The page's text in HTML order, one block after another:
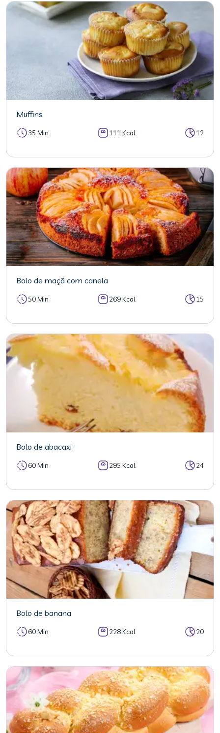
Muffins
35 Min 111 Kcal 12
Bolo de maçã com canela
50 Min 269 Kcal 15
Bolo de abacaxi
60 Min 295 Kcal 24
Bolo de banana
60 Min 228 Kcal 20